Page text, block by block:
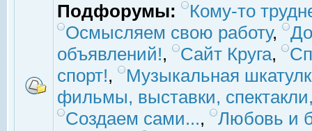
Подфорумы:
Кому-то
Осмысляем свою работу,
объявлений!, Сайт Круга,
спорт!,
Музыкальная
фильмы, выставки,
Создаем сами...,
Любовь и